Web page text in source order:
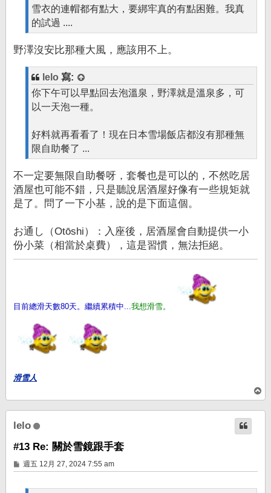
雪衣的連帽都有點大，要綁牢真的有點困難。我真
的試過 ....
野澤沒安比那種大風，應該用不上。
lelo 寫:
你下午可以早點回去泡溫泉，野澤就是溫泉多，可
以一天泡一種。
好料就再看看了！現在日本雪場飯店都沒有那種無
限自助餐了 ...
不一定要無限自助餐呀，套餐也是可以的，不然吃居
酒屋也可能不錯，只是聽說居酒屋好像有一些規矩就
是了。問了一下小基，說的是下面這個。
お通し（Otōshi）：入座後，居酒屋會自動提供一小
份小菜（相當於桌費），這是習慣，無法拒絕。
目前總滑天數80天。繼續累積中...我想滑雪。
滑雪人
頂
端
lelo
#13 Re: 關於雪鏡跟手套
文
章
週五 12月 27, 2024 7:55 am